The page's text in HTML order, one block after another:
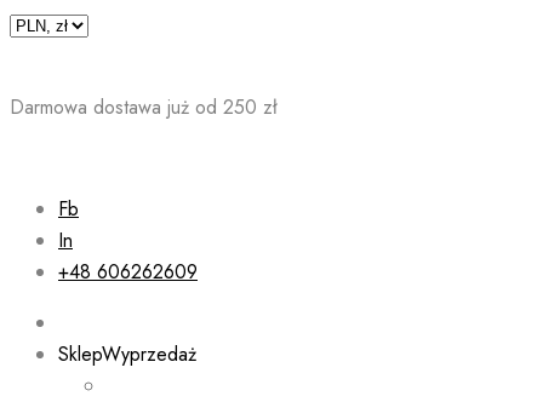
Skip
Darmowa dostawa już od 250 zł
Fb
In
+48 606262609
SklepWyprzedaż